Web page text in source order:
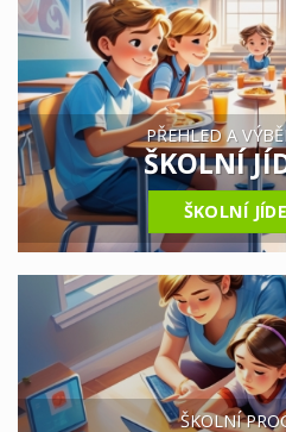
PŘEHLED A
ŠKOLNÍ
ŠKOLNÍ
ŠKOLNÍ